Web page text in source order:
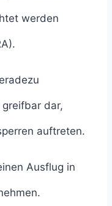
werden
dar,
auftreten.
Ausflug in